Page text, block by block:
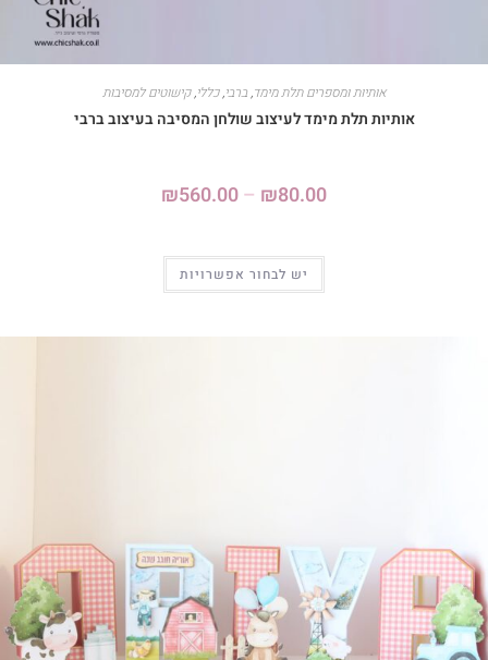
אותיות ומספרים תלת מימד,ברבי,כללי,קישוטים למסיבות
אותיות תלת מימד לעיצוב שולחן המסיבה בעיצוב ברבי
₪80.00
–
₪560.00
יש לבחור אפשרויות